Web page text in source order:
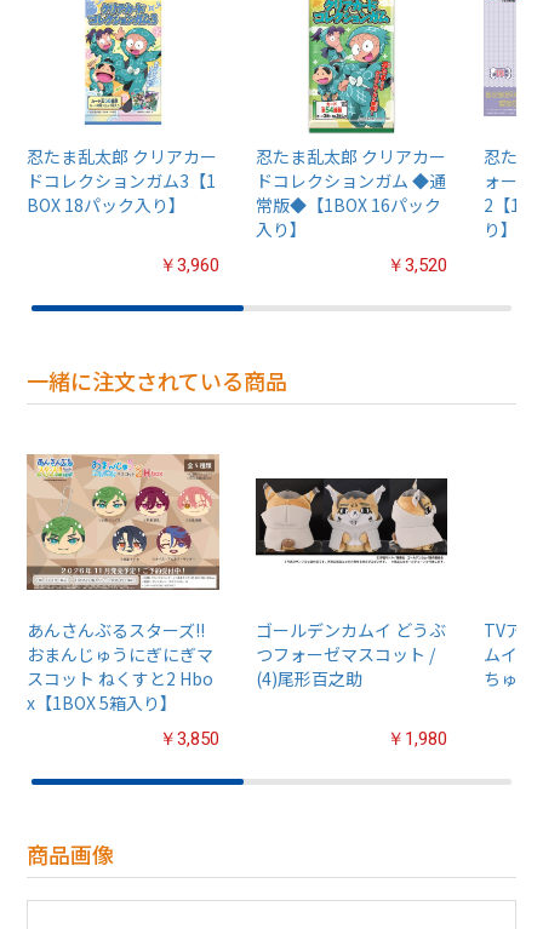
忍たま乱太郎 クリアカー
ドコレクションガム3【1
BOX 18パック入り】
￥3,960
忍たま乱太郎 クリアカー
ドコレクションガム ◆通
常版◆【1BOX 16パック
入り】
￥3,520
忍たま
ォーゼ
2【
り】
一緒に注文されている商品
あんさんぶるスターズ!!
おまんじゅうにぎにぎマ
スコット ねくすと2 Hbo
x【1BOX 5箱入り】
￥3,850
ゴールデンカムイ どうぶ
つフォーゼマスコット /
(4)尾形百之助
￥1,980
TVア
ムイ』
ちゅる
商品画像